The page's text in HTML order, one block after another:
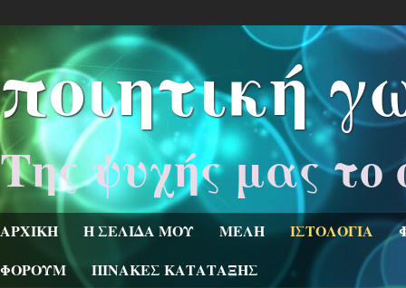
ποιητική
Της ψυχής μας το
ΑΡΧΙΚΗ Η ΣΕΛΙΔΑ ΜΟΥ ΜΕΛΗ ΙΣΤΟΛΟΓΙΑ
ΦΟΡΟΥΜ
ΠΙΝΑΚΕΣ ΚΑΤΑΤΑΞΗΣ